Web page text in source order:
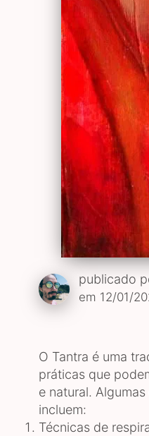
publicado
em 12/01/
O Tantra é uma
práticas que
e natural.
incluem:
Técnicas de